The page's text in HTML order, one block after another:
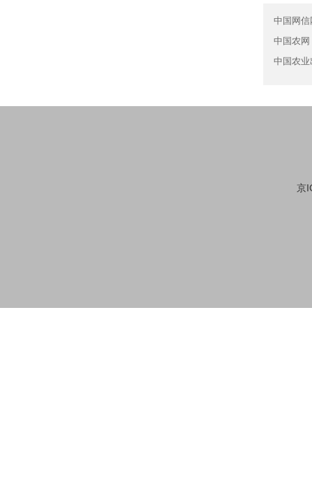
中国网信
中国农网
中国农业
京